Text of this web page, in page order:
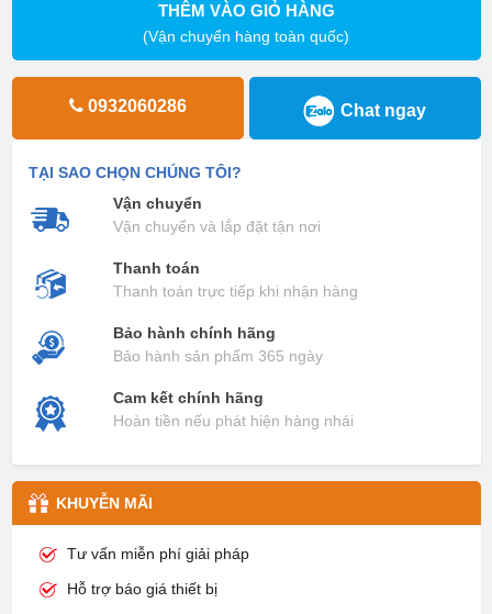
THÊM VÀO GIỎ HÀNG
(Vận chuyển hàng toàn quốc)
0932060286 Chat ngay
TẠI SAO CHỌN CHÚNG TÔI?
Vận chuyển
Vận chuyển và lắp đặt tận nơi
Thanh toán
Thanh toán trực tiếp khi nhận hàng
Bảo hành chính hãng
Bảo hành sản phẩm 365 ngày
Cam kết chính hãng
Hoàn tiền nếu phát hiện hàng nhái
KHUYỄN MÃI
Tư vấn miễn phí giải pháp
Hỗ trợ báo giá thiết bị